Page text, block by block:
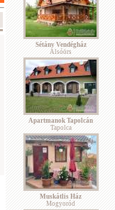
Sétány Vendégház
Alsóörs
Apartmanok Tapolcán
Tapolca
Muskátlis Ház
Mogyoród